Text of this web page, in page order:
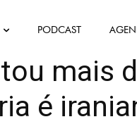
PODCAST
mais
é